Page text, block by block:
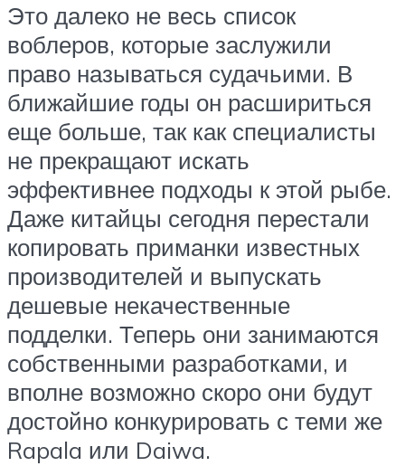
Это далеко не весь список
воблеров, которые заслужили
право называться судачьими. В
ближайшие годы он расшириться
еще больше, так как специалисты
не прекращают искать
эффективнее подходы к этой рыбе.
Даже китайцы сегодня перестали
копировать приманки известных
производителей и выпускать
дешевые некачественные
подделки. Теперь они занимаются
собственными разработками, и
вполне возможно скоро они будут
достойно конкурировать с теми же
Rapala или Daiwa.